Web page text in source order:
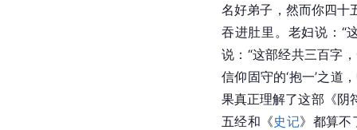
名好弟子，然而你四十
吞进肚里。老妇说：“
说：“这部经共三百字
信仰固守的‘抱一’之道
果真正理解了这部《阴
五经和《史记》都算不